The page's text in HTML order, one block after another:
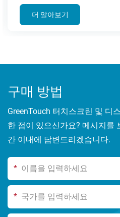
구매 방법
GreenTouch 터치스크린 및 디
한 점이 있으신가요? 메시지를
간 이내에 답변드리겠습니다.
*
*